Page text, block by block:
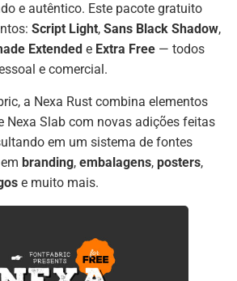
e autêntico. Este pacote gratuito
Script Light, Sans Black Shadow,
Extended e Extra Free — todos
e comercial.
a Nexa Rust combina elementos
Nexa Slab com novas adições feitas
em um sistema de fontes
branding, embalagens, posters,
e muito mais.